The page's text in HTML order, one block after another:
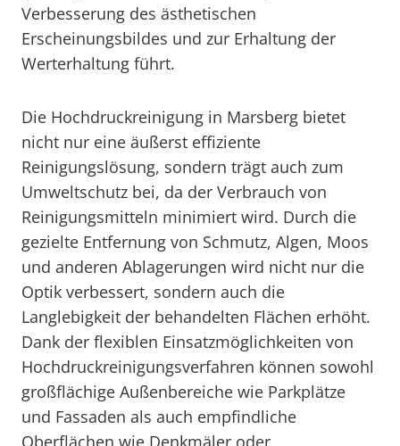
Verbesserung des ästhetischen
Erscheinungsbildes und zur Erhaltung der
Werterhaltung führt.
Die Hochdruckreinigung in Marsberg bietet
nicht nur eine äußerst effiziente
Reinigungslösung, sondern trägt auch zum
Umweltschutz bei, da der Verbrauch von
Reinigungsmitteln minimiert wird. Durch die
gezielte Entfernung von Schmutz, Algen, Moos
und anderen Ablagerungen wird nicht nur die
Optik verbessert, sondern auch die
Langlebigkeit der behandelten Flächen erhöht.
Dank der flexiblen Einsatzmöglichkeiten von
Hochdruckreinigungsverfahren können sowohl
großflächige Außenbereiche wie Parkplätze
und Fassaden als auch empfindliche
Oberflächen wie Denkmäler oder